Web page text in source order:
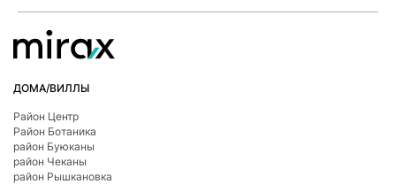
ДОМА/ВИЛЛЫ
Район Центр
Район Ботаникa
район Буюканы
район Чеканы
район Рышкановка